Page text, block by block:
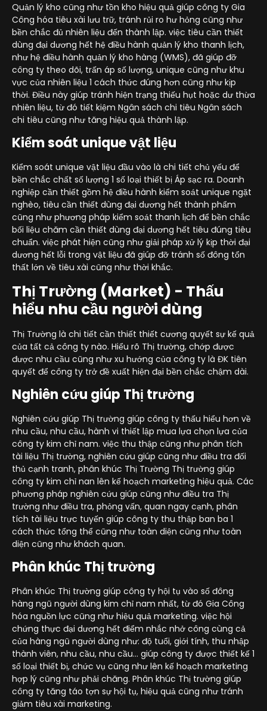
Quản lý kho cũng như tồn kho hiệu quả giúp công ty Gia
Công hóa tiêu xài lưu trữ, tránh rủi ro hư hỏng cũng như
bền chắc đủ nhiên liệu đến thành lập. việc tiêu cần thiết
dùng đại dương hết hệ điều hành quản lý kho thanh lịch,
như hệ điều hành quản lý kho hàng (WMS), đã giúp đỡ
công ty theo dõi, trấn áp số lượng, unique cũng như khu
vực của nhiên liệu 1 cách thức đúng hơn cũng như kịp
thời. Điều này giúp tránh hiện trạng thiếu hụt hoặc dư thừa
nhiên liệu, từ đó tiết kiệm Ngân sách chi tiêu Ngân sách
chi tiêu cũng như tăng hiệu quả thành lập.
Kiểm soát unique vật liệu
Kiểm soát unique vật liệu đầu vào là chi tiết chủ yếu để
bền chắc chất số lượng 1 số loại thiết bị Áp sạc ra. Doanh
nghiệp cần thiết gồm hệ điều hành kiểm soát unique ngặt
nghèo, tiêu cần thiết dùng đại dương hết thành phẩm
cũng như phương pháp kiểm soát thanh lịch để bền chắc
bối liệu chăm cần thiết dùng đại dương hết tiêu đúng tiêu
chuẩn. việc phát hiện cũng như giải pháp xử lý kịp thời đại
dương hết lỗi trong vật liệu đã giúp đỡ tránh số đông tổn
thất lớn về tiêu xài cũng như thời khắc.
Thị Trường (Market) - Thấu
hiểu nhu cầu người dùng
Thị Trường là chi tiết cần thiết thiết cương quyết sự kế quả
của tất cả công ty nào. Hiểu rõ Thị trường, chớp được
được nhu cầu cũng như xu hướng của công ty là ĐK tiên
quyết để công ty trở đề xuất hiện đại bền chắc chậm dài.
Nghiên cứu giúp Thị trường
Nghiên cứu giúp Thị trường giúp công ty thấu hiểu hơn về
nhu cầu, nhu cầu, hành vi thiết lập mua lựa chọn lựa của
công ty kim chỉ nam. việc thu thập cũng như phân tích
tài liệu Thị trường, nghiên cứu giúp cũng như điều tra đối
thủ cạnh tranh, phân khúc Thị Trường Thị trường giúp
công ty kim chỉ nan lên kế hoạch marketing hiệu quả. Các
phương pháp nghiên cứu giúp cũng như điều tra Thị
trường như điều tra, phỏng vấn, quan ngay cạnh, phân
tích tài liệu trực tuyến giúp công ty thu thập ban ba 1
cách thức tổng thể cũng như toàn diện cũng như toàn
diện cũng như khách quan.
Phân khúc Thị trường
Phân khúc Thị trường giúp công ty hội tụ vào số đông
hàng ngũ người dùng kim chỉ nam nhất, từ đó Gia Công
hóa nguồn lực cũng như hiệu quả marketing. việc hội
chứng thực đại dương hết điểm nhắc nhở công cùng cả
của hàng ngũ người dùng như: độ tuổi, giới tính, thu nhập
thành viên, nhu cầu, nhu cầu... giúp công ty được thiết kế 1
số loại thiết bị, chức vụ cũng như lên kế hoạch marketing
hợp lý cũng như phải chăng. Phân khúc Thị trường giúp
công ty tăng táo tợn sự hội tụ, hiệu quả cũng như tránh
giảm tiêu xài marketing.